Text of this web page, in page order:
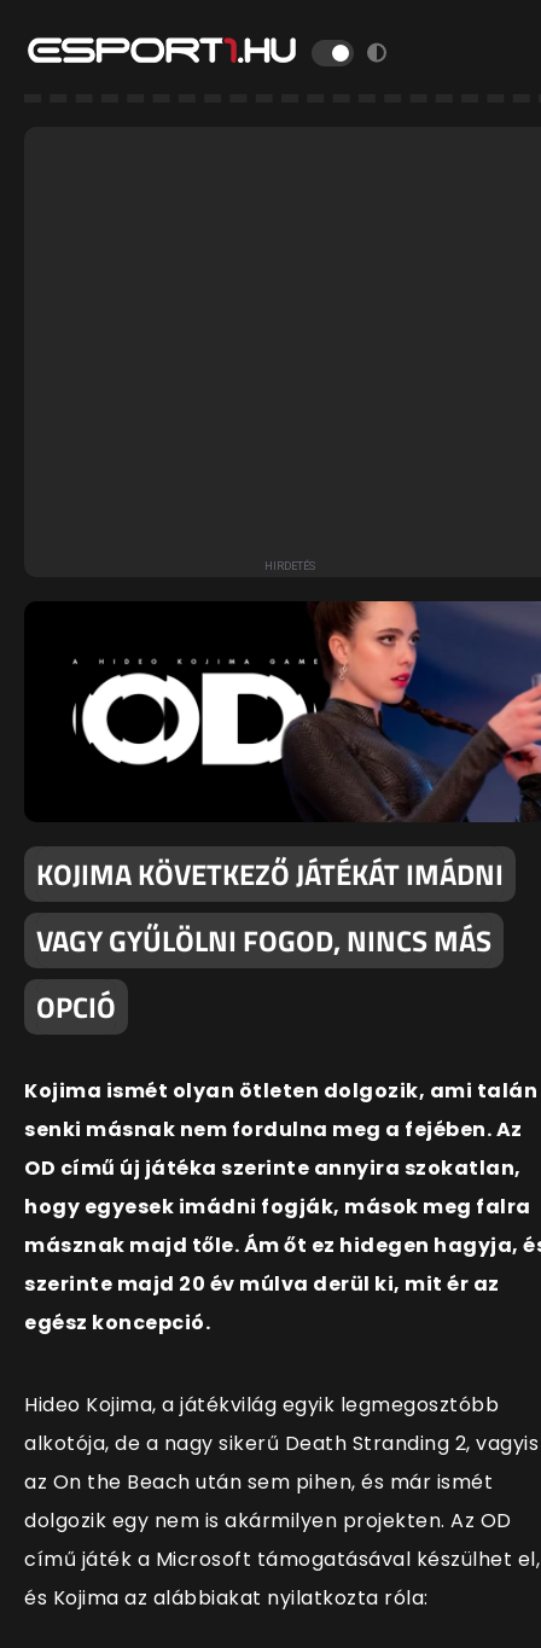
KOJIMA KÖVETKEZŐ JÁTÉKÁT IMÁDNI
VAGY GYŰLÖLNI FOGOD, NINCS MÁS
OPCIÓ
Kojima ismét olyan ötleten dolgozik, ami talán
senki másnak nem fordulna meg a fejében. Az
OD című új játéka szerinte annyira szokatlan,
hogy egyesek imádni fogják, mások meg falra
másznak majd tőle. Ám őt ez hidegen hagyja,
szerinte majd 20 év múlva derül ki, mit ér az
egész koncepció.
Hideo Kojima, a játékvilág egyik legmegosztóbb
alkotója, de a nagy sikerű Death Stranding 2, vagyis
az On the Beach után sem pihen, és már ismét
dolgozik egy nem is akármilyen projekten. Az OD
című játék a Microsoft támogatásával készülhet el,
és Kojima az alábbiakat nyilatkozta róla: